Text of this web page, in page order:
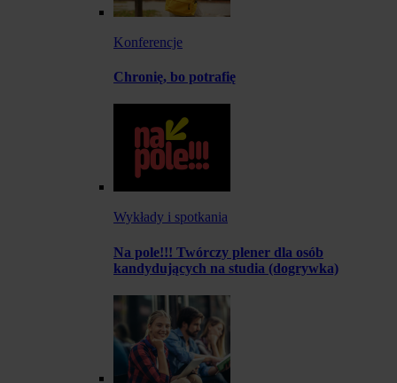
Konferencje
Chronię, bo potrafię
Wykłady i spotkania
Na pole!!! Twórczy plener dla osób
kandydujących na studia (dogrywka)